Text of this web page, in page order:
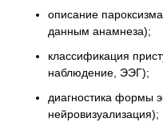
описание
данным анамнеза);
классификация
наблюдение, ЭЭГ);
диагностика формы
нейровизуализация);